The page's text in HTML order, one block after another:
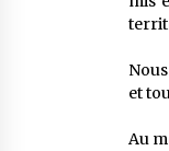
et
Au